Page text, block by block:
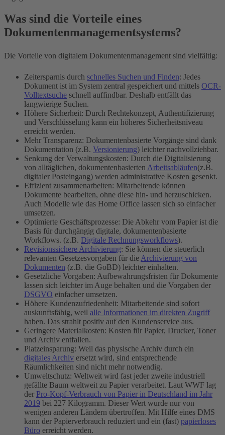
Was sind die Vorteile eines
Dokumentenmanagementsystems?
Die Vorteile von digitalem Dokumentenmanagement sind vielfältig:
Zeitersparnis durch schnelles Suchen und Finden: Jedes
Dokument ist im System zentral gespeichert und mittels OCR-
Volltextsuche schnell auffindbar. Deshalb entfällt das
langwierige Suchen.
Höhere Sicherheit: Durch Rechtekonzept, Authentifizierung
und Verschlüsselung kann ein höheres Sicherheitsniveau
erreicht werden.
Mehr Transparenz: Dokumentenbasierte Vorgänge sind dank
Dokumentation (z.B. Versionierung) leichter nachvollziehbar.
Senkung der Verwaltungskosten: Durch die Digitalisierung
von alltäglichen, dokumentenbasierten Arbeitsabläufen(z.B.
digitaler Posteingang) werden administrative Kosten gesenkt.
Effizient zusammenarbeiten: Mitarbeitende können
Dokumente bearbeiten, ohne diese hin- und herzuschicken.
Auch Modelle wie das Home Office lassen sich so einfacher
umsetzen.
Optimierte Geschäftsprozesse: Die Abkehr vom Papier ist die
Basis für durchgängig digitale, dokumentenbasierte
Workflows. (z.B. Digitale Rechnungsworkflows).
Revisionssichere Archivierung: Sie können die steuerlich
relevanten Gesetzesvorgaben für die Archivierung von
Dokumenten (z.B. die GoBD) leichter einhalten.
Gesetzliche Vorgaben: Aufbewahrungsfristen für Dokumente
lassen sich leichter im Auge behalten und die Vorgaben der
DSGVO einfacher umsetzen.
Höhere Kundenzufriedenheit: Mitarbeitende sind sofort
auskunftsfähig, weil alle Informationen im direkten Zugriff
haben. Das strahlt positiv auf den Kundenservice aus.
Geringere Materialkosten: Kosten für Papier, Drucker, Toner
und Archiv entfallen.
Platzeinsparung: Weil das physische Archiv durch ein
digitales Archiv ersetzt wird, sind entsprechende
Räumlichkeiten sind nicht mehr notwendig.
Umweltschutz: Weltweit wird fast jeder zweite industriell
gefällte Baum weltweit zu Papier verarbeitet. Laut WWF lag
der Pro-Kopf-Verbrauch von Papier in Deutschland im Jahr
2019 bei 227 Kilogramm. Dieser Wert wurde nur von
wenigen anderen Ländern übertroffen. Mit Hilfe eines DMS
kann der Papierverbrauch reduziert und ein (fast) papierloses
Büro erreicht werden.